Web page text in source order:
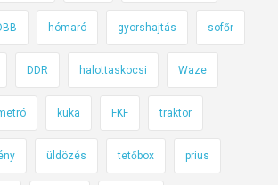
k
t
o
l
s
s
hómaró gyorshajtás sofőr
DDR halottaskocsi Waze
kuka FKF traktor
üldözés tetőbox prius